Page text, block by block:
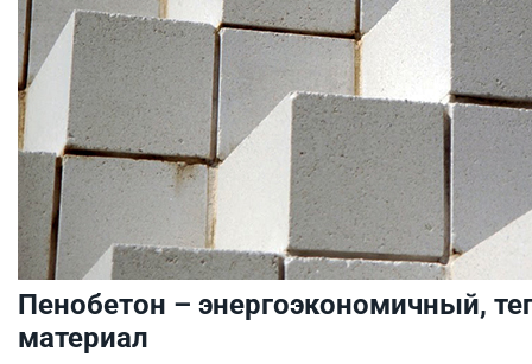
Пенобетон – энергоэкономичный,
материал